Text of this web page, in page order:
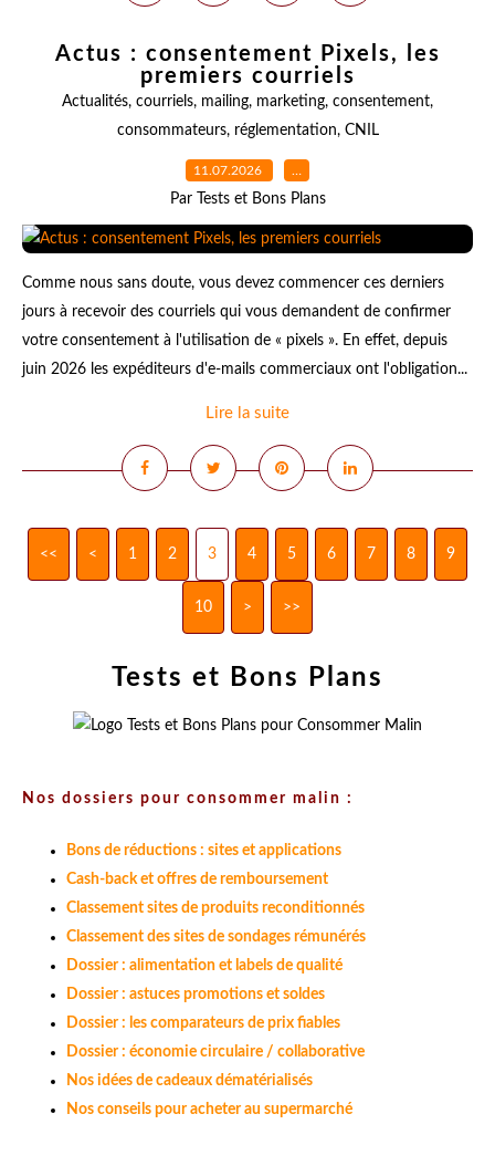
Actus : consentement Pixels, les
premiers courriels
Actualités, courriels, mailing, marketing, consentement,
consommateurs, réglementation, CNIL
11.07.2026 …
Par Tests et Bons Plans
Comme nous sans doute, vous devez commencer ces derniers
jours à recevoir des courriels qui vous demandent de confirmer
votre consentement à l'utilisation de « pixels ». En effet, depuis
juin 2026 les expéditeurs d'e-mails commerciaux ont l'obligation...
Lire la suite
<< < 1 2 3 4 5 6 7 8 9
10 20
30
40
50
60
70
80
90
100
200
> >>
Tests et Bons Plans
Nos dossiers pour consommer malin :
Bons de réductions : sites et applications
Cash-back et offres de remboursement
Classement sites de produits reconditionnés
Classement des sites de sondages rémunérés
Dossier : alimentation et labels de qualité
Dossier : astuces promotions et soldes
Dossier : les comparateurs de prix fiables
Dossier : économie circulaire / collaborative
Nos idées de cadeaux dématérialisés
Nos conseils pour acheter au supermarché